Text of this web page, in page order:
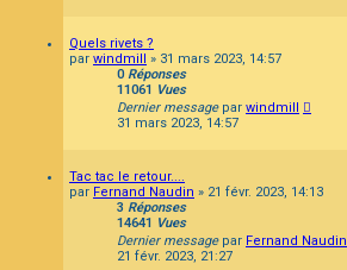
Quels rivets ?
par windmill » 31 mars 2023, 14:57
0Réponses
11061 Vues
Dernier message par windmill
31 mars 2023, 14:57
Tac tac le retour....
par Fernand Naudin » 21 févr. 2023, 14:13
3 Réponses
14641 Vues
Dernier message par Fernand Naudin
21 févr. 2023, 21:27